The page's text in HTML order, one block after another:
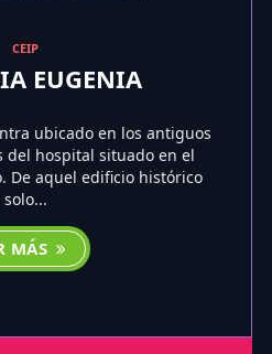
CEIP
EUGENIA
ubicado en los antiguos
del hospital situado en el
De aquel edificio histórico
solo...
MÁS